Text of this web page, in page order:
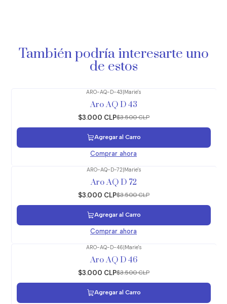
También podría interesarte uno
de estos
ARO-AQ-D-43|Marie's
Aro AQ D 43
$3.000 CLP$3.500 CLP
Agregar al Carro
Comprar ahora
ARO-AQ-D-72|Marie's
Aro AQ D 72
$3.000 CLP$3.500 CLP
Agregar al Carro
Comprar ahora
ARO-AQ-D-46|Marie's
Aro AQ D 46
$3.000 CLP$3.500 CLP
Agregar al Carro